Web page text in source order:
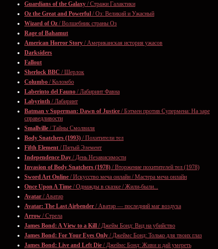
Guardians of the Galaxy / Стражи Галактики
Oz the Great and Powerful / Оз: Великий и Ужасный
Wizard of Oz / Волшебник страны Оз
Rage of Bahamut
American Horror Story / Американская история ужасов
Darksiders
Fallout
Sherlock BBC / Шерлок
Columbo / Коломбо
Laberinto del Fauno / Лабиринт Фавна
Labyrinth / Лабиринт
Batman v Superman: Dawn of Justice / Бэтмен против Супермена: На заре
справедливости
Smallville / Тайны Смолвиля
Body Snatchers (1993) / Похитители тел
Fifth Element / Пятый Элемент
Independence Day / День Независимости
Invasion of Body Snatchers (1978) / Вторжение похитителей тел (1978)
Sword Art Online / Искусство меча онлайн / Мастера меча онлайн
Once Upon A Time / Однажды в сказке / Жили-были...
Avatar / Аватар
Avatar: The Last Airbender / Аватар — последний маг воздуха
Arrow / Стрела
James Bond: A View to a Kill / Джейм Бонд: Вид на убийство
James Bond: For Your Eyes Only / Джеймс Бонд: Только для твоих глаз
James Bond: Live and Left Die / Джеймс Бонд: Живи и дай умереть